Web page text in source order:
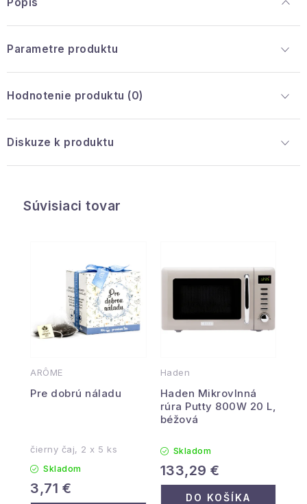
Parametre produktu
Hodnotenie produktu (0)
Diskuze k produktu
Súvisiaci tovar
ARÔME
Pre dobrú náladu
čierny čaj, 2 x 5 ks
Skladom
3,71 €
Haden
Haden Mikrovlnná
rúra Putty 800W 20 L,
béžová
Skladom
133,29 €
DO KOŠÍKA